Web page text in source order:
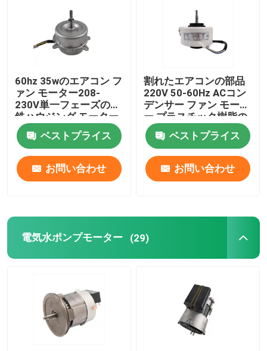
60hz 35wのエアコン フ
ァン モーター208-
230V単一フェーズの鋼
鉄ハウジング モーター
ベストプライス
お問い合わせ
割れたエアコンの部品
220V 50-60Hz ACコン
デンサー ファン モータ
ー プラスチック樹脂の
パック ファン モーター
ベストプライス
お問い合わせ
電気水ポンプモーター (29)